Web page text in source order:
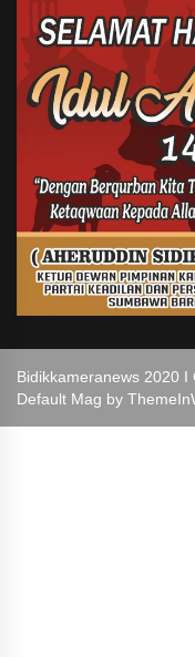
Bidikkameranews 2020
Default Mag by